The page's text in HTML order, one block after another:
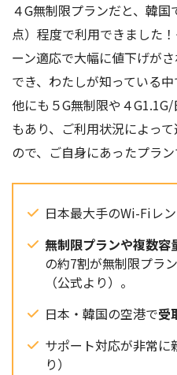
４G無制限プランだと、韓
点）程度で利用できました
ーン適応で大幅に値下げが
でき、わたしが知っている中
他にも５G無制限や４
もあり、ご利用状況によっ
ので、ご自身にあったプラン
日本最大手のWi-Fiレ
無制限プランや複数容
の約7割が無制限プラ
（公式より）。
日本・韓国の空港で受
サポート対応が非常に
り）